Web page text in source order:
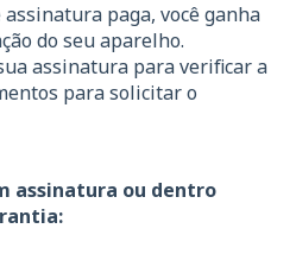
paga, você ganha
do seu aparelho.
assinatura para verificar a
para solicitar o
assinatura ou dentro